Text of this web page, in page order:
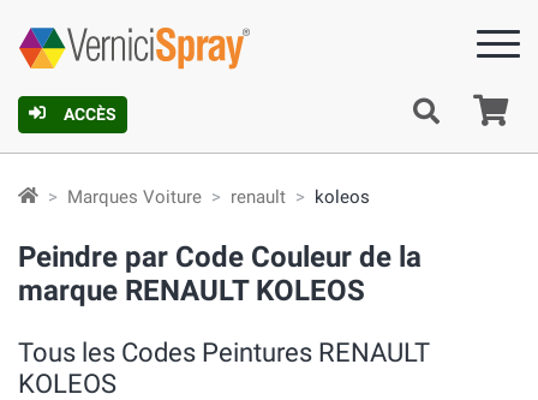
ACCÈS
Marques Voiture renault koleos
Peindre par Code Couleur de la
marque RENAULT KOLEOS
Tous les Codes Peintures RENAULT
KOLEOS